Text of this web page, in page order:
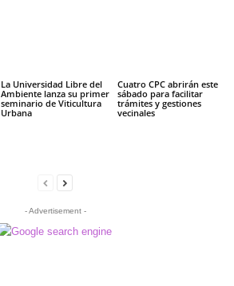
La Universidad Libre del
Ambiente lanza su primer
seminario de Viticultura
Urbana
Cuatro CPC abrirán este
sábado para facilitar
trámites y gestiones
vecinales
- Advertisement -